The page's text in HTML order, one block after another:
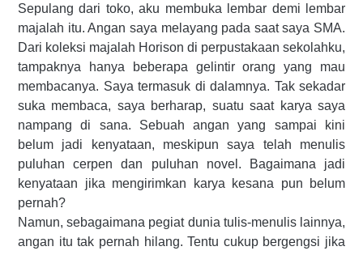
Sepulang dari toko, aku membuka lembar demi lembar
majalah itu. Angan saya melayang pada saat saya SMA.
Dari koleksi majalah Horison di perpustakaan sekolahku,
tampaknya hanya beberapa gelintir orang yang mau
membacanya. Saya termasuk di dalamnya. Tak sekadar
suka membaca, saya berharap, suatu saat karya saya
nampang di sana. Sebuah angan yang sampai kini
belum jadi kenyataan, meskipun saya telah menulis
puluhan cerpen dan puluhan novel. Bagaimana jadi
kenyataan jika mengirimkan karya kesana pun belum
pernah?
Namun, sebagaimana pegiat dunia tulis-menulis lainnya,
angan itu tak pernah hilang. Tentu cukup bergengsi jika